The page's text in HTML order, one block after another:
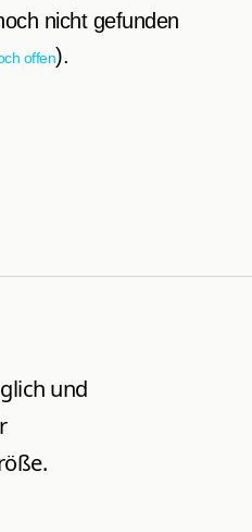
nicht gefunden
offen).
und